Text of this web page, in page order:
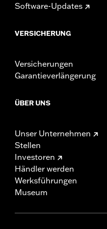
Software-Updates
VERSICHERUNG
Versicherungen
Garantieverlängerung
ÜBER UNS
Unser Unternehmen
Stellen
Investoren
Händler werden
Werksführungen
Museum